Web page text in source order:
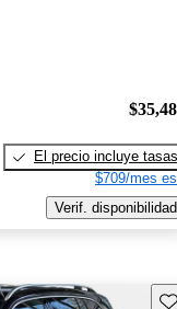
El precio incluye tasas
$709/mes
Verif. disponibilidad